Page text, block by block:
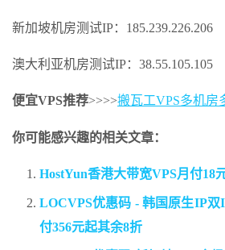
新加坡机房测试IP：185.239.226.206
澳大利亚机房测试IP：38.55.105.105
便宜VPS推荐>>>>搬瓦工VPS多机房
你可能感兴趣的相关文章：
HostYun香港大带宽VPS月付18
LOCVPS优惠码 - 韩国原生IP双
付356元起其余8折